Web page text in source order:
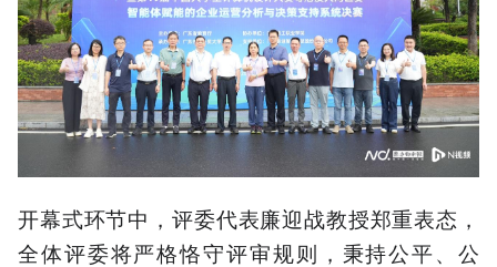
开幕式环节中，评委代表廉迎战教授郑重表态，
全体评委将严格恪守评审规则，秉持公平、公